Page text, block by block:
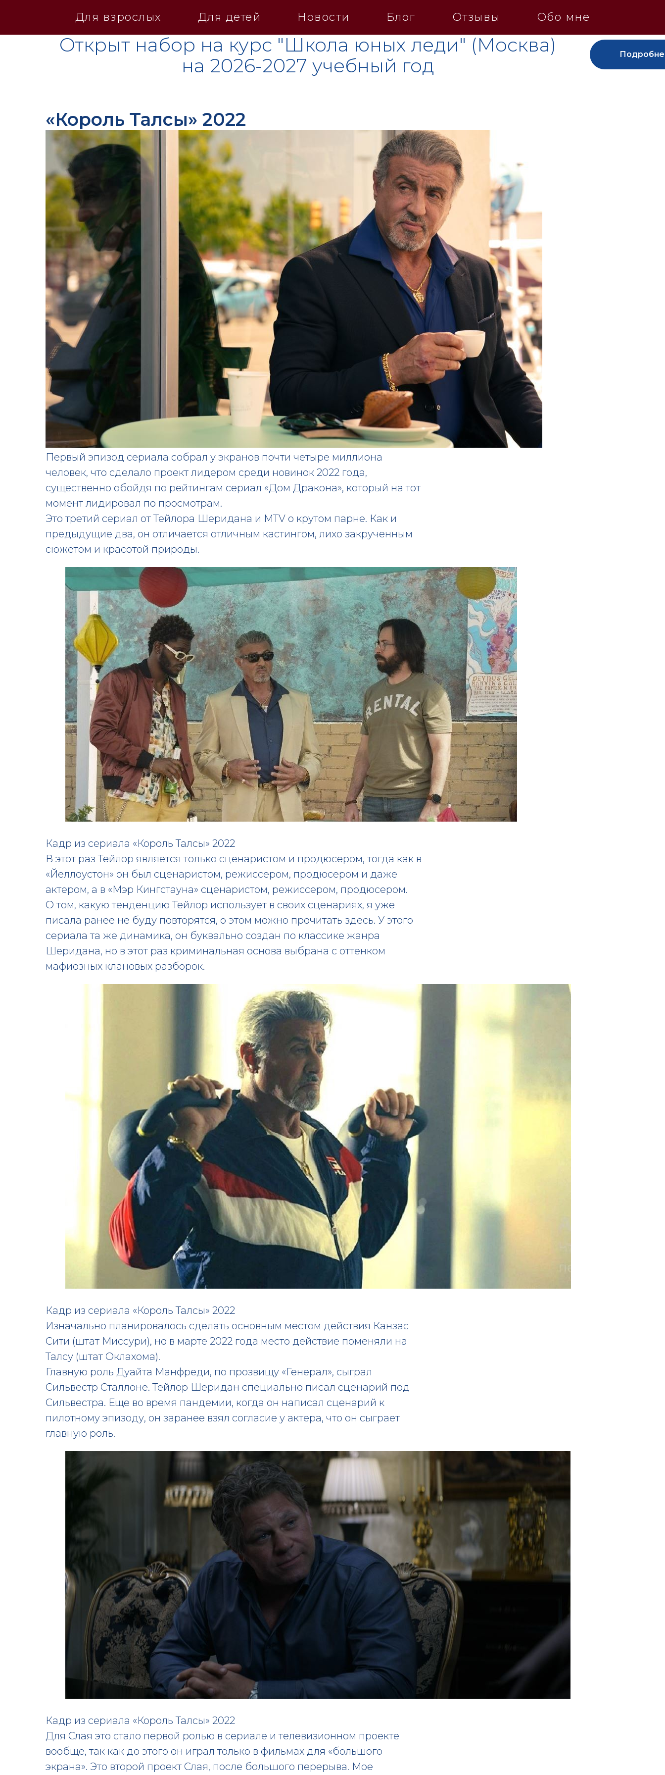
Для взрослых Для детей Новости Блог Отзывы Обо мне
Открыт набор на курс "Школа юных леди" (Москва)
на 2026-2027 учебный год
«Король Талсы» 2022
Первый эпизод сериала собрал у экранов почти четыре миллиона
человек, что сделало проект лидером среди новинок 2022 года,
существенно обойдя по рейтингам сериал «Дом Дракона», который на тот
момент лидировал по просмотрам.
Это третий сериал от Тейлора Шеридана и МТV о крутом парне. Как и
предыдущие два, он отличается отличным кастингом, лихо закрученным
сюжетом и красотой природы.
Кадр из сериала «Король Талсы» 2022
В этот раз Тейлор является только сценаристом и продюсером, тогда как в
«Йеллоустон» он был сценаристом, режиссером, продюсером и даже
актером, а в «Мэр Кингстауна» сценаристом, режиссером, продюсером.
О том, какую тенденцию Тейлор использует в своих сценариях, я уже
писала ранее не буду повторятся, о этом можно прочитать здесь. У этого
сериала та же динамика, он буквально создан по классике жанра
Шеридана, но в этот раз криминальная основа выбрана с оттенком
мафиозных клановых разборок.
Кадр из сериала «Король Талсы» 2022
Изначально планировалось сделать основным местом действия Канзас
Сити (штат Миссури), но в марте 2022 года место действие поменяли на
Талсу (штат Оклахома).
Главную роль Дуайта Манфреди, по прозвищу «Генерал», сыграл
Сильвестр Сталлоне. Тейлор Шеридан специально писал сценарий под
Сильвестра. Еще во время пандемии, когда он написал сценарий к
пилотному эпизоду, он заранее взял согласие у актера, что он сыграет
главную роль.
Кадр из сериала «Король Талсы» 2022
Для Слая это стало первой ролью в сериале и телевизионном проекте
вообще, так как до этого он играл только в фильмах для «большого
экрана». Это второй проект Слая, после большого перерыва. Мое